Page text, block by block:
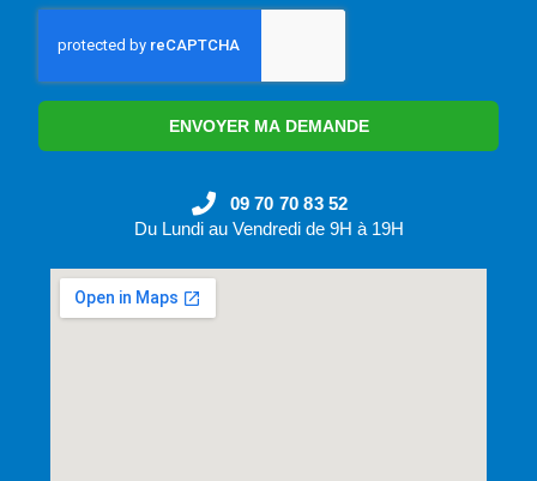
ENVOYER MA DEMANDE
09 70 70 83 52
Du Lundi au Vendredi de 9H à 19H